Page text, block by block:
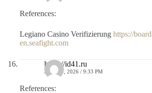
References:
Legiano Casino Verifizierung https://
en.seafight.com
https://id41.ru
JULIO 9, 2026 / 9:33 PM
References: